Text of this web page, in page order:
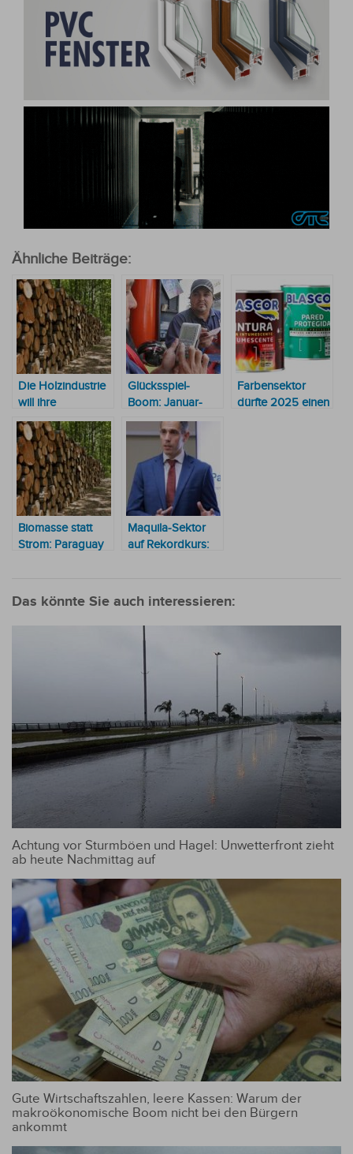
Ähnliche Beiträge:
Die Holzindustrie
will ihre
Exportkraft
wiedererlangen
Glücksspiel-
Boom: Januar-
Einnahmen
klettern auf
Rekordniveau
Farbensektor
dürfte 2025 einen
Biomasse statt
Strom: Paraguay
6,2 Millionen
Maquila-Sektor
auf Rekordkurs:
Industrie-Boom
Das könnte Sie auch interessieren:
Achtung vor Sturmböen und Hagel: Unwetterfront zieht
ab heute Nachmittag auf
Gute Wirtschaftszahlen, leere Kassen: Warum der
makroökonomische Boom nicht bei den Bürgern
ankommt